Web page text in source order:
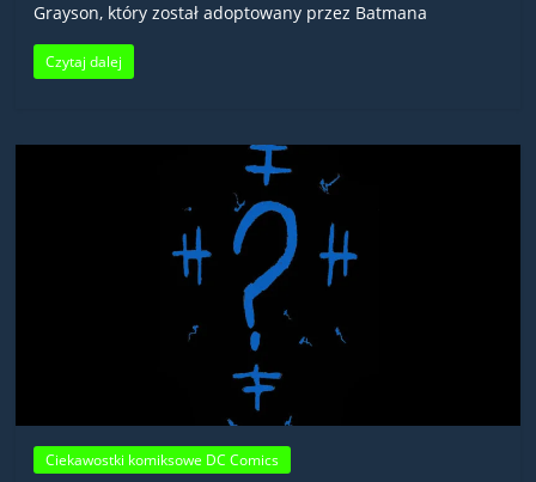
Grayson, który został adoptowany przez Batmana
Czytaj dalej
Ciekawostki komiksowe DC Comics